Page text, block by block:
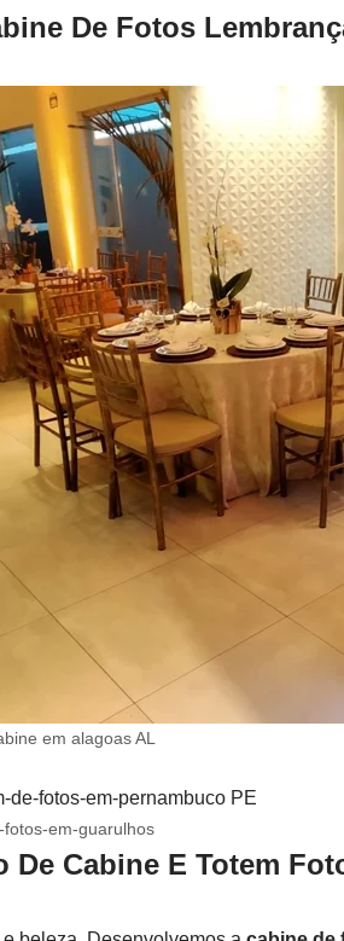
De Fotos
em alagoas AL
em-guarulhos
De Cabine E Totem